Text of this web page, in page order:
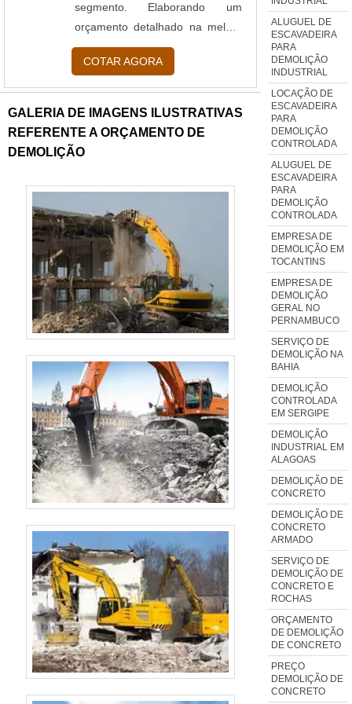
segmento. Elaborando um
orçamento detalhado na melhor
empresa do segmento e
descobrindo a maior referência
de qualidade da área de
atuação.Quando a procura é por
demolição com fio diamantado,
com a equipe da Activa
ótima qualidade com melhores
obras.MAIS DETALHES SOBRE
DEMOLIÇÃO COM FIO
DIAMANTADOA Activa
Demolidora canaliza sua energia
em proporcionar aos clientes
uma estrutura com escritório de
alta qualidade onde são
realizadas as atividades e sala
de treinamento com materiais
sofisticados, tudo isso para
oferecer demolição com
precisão.Há muitas maneiras
eficientes de uma empresa
demonstrar competência,
excelência e destaque em sua
Demolidora se mostra referência
por ter: Melhores soluções para
customização de obras;
Atendimento em todo o território
nacional; Atendimento de forma
personalizada para cada
cliente.Ainda tratando-se de
demolição com fio diamantado,
mais do que visar apenas
COTAR AGORA
GALERIA DE IMAGENS ILUSTRATIVAS
REFERENTE A ORÇAMENTO DE
DEMOLIÇÃO
ALUGUEL DE
ESCAVADEIRA
PARA
DEMOLIÇÃO
INDUSTRIAL
LOCAÇÃO DE
ESCAVADEIRA
PARA
DEMOLIÇÃO
CONTROLADA
ALUGUEL DE
ESCAVADEIRA
PARA
DEMOLIÇÃO
CONTROLADA
EMPRESA DE
DEMOLIÇÃO EM
TOCANTINS
EMPRESA DE
DEMOLIÇÃO
GERAL NO
PERNAMBUCO
SERVIÇO DE
DEMOLIÇÃO NA
BAHIA
DEMOLIÇÃO
CONTROLADA
EM SERGIPE
DEMOLIÇÃO
INDUSTRIAL EM
ALAGOAS
DEMOLIÇÃO DE
CONCRETO
DEMOLIÇÃO DE
CONCRETO
ARMADO
SERVIÇO DE
DEMOLIÇÃO DE
CONCRETO E
ROCHAS
ORÇAMENTO
DE DEMOLIÇÃO
DE CONCRETO
PREÇO
DEMOLIÇÃO DE
CONCRETO